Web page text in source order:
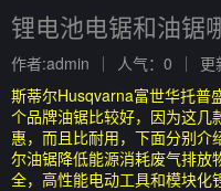
锂电池电锯和油锯
作者:admin 人气：0
更
斯蒂尔Husqvarna富世华托普
个品牌油锯比较好，因为这几
惠，而且比耐用，下面分别
尔油锯降低能源消耗废气排放
全，高性能电动工具和模块化